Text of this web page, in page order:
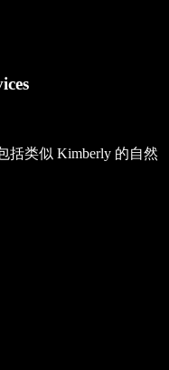
括类似 Kimberly 的自然